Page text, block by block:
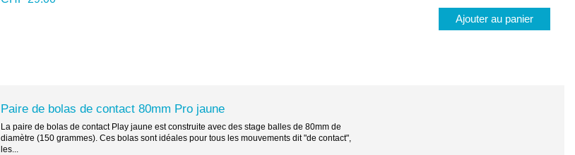
Ajouter au panier
Paire de bolas de contact 80mm Pro jaune
La paire de bolas de contact Play jaune est construite avec des stage balles de 80mm de
diamètre (150 grammes). Ces bolas sont idéales pour tous les mouvements dit "de contact",
les...